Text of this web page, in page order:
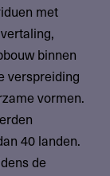
met
binnen
verspreiding
vormen.
40 landen.
de